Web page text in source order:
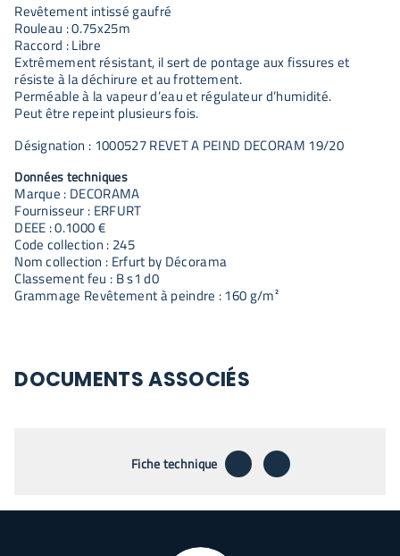
Revêtement intissé gaufré
Rouleau : 0.75x25m
Raccord : Libre
Extrêmement résistant, il sert de pontage aux fissures et
résiste à la déchirure et au frottement.
Perméable à la vapeur d’eau et régulateur d’humidité.
Peut être repeint plusieurs fois.
Désignation : 1000527 REVET A PEIND DECORAM 19/20
Données techniques
Marque : DECORAMA
Fournisseur : ERFURT
DEEE : 0.1000 €
Code collection : 245
Nom collection : Erfurt by Décorama
Classement feu : B s1 d0
Grammage Revêtement à peindre : 160 g/m²
DOCUMENTS ASSOCIÉS
Fiche technique téléchargerenvoyer par